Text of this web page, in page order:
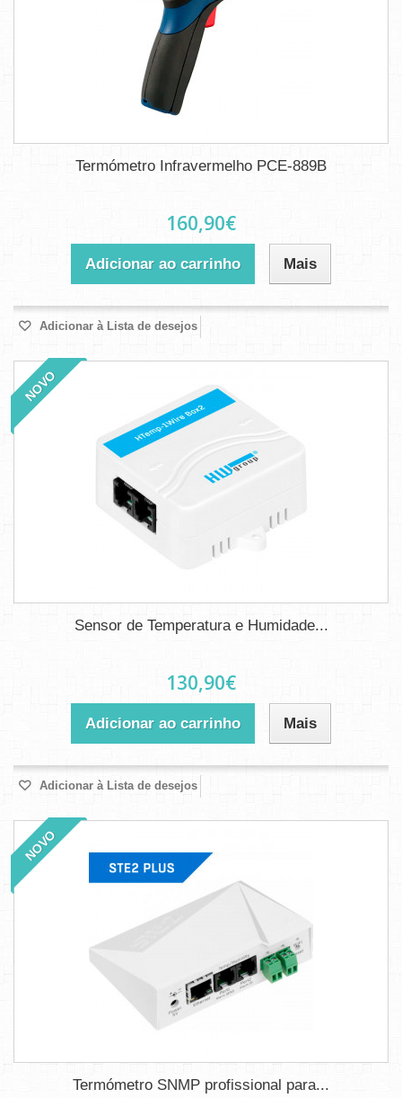
Termómetro Infravermelho PCE-889B
160,90€
Adicionar ao carrinho Mais
Adicionar à Lista de desejos
NOVO
Sensor de Temperatura e Humidade...
130,90€
Adicionar ao carrinho Mais
Adicionar à Lista de desejos
NOVO
Termómetro SNMP profissional para...